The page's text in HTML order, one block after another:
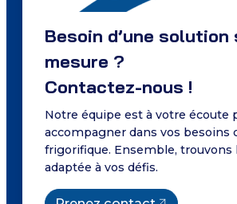
Besoin d’une solution
mesure ?
Contactez-nous !
Notre équipe est à votre écoute
accompagner dans vos besoins
frigorifique. Ensemble, trouvons
adaptée à vos défis.